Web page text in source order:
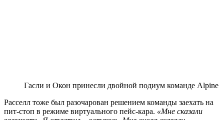
Гасли и Окон принесли двойной подиум команде Alpine
Расселл тоже был разочарован решением команды заехать на
пит-стоп в режиме виртуального пейс-кара. «Мне сказали